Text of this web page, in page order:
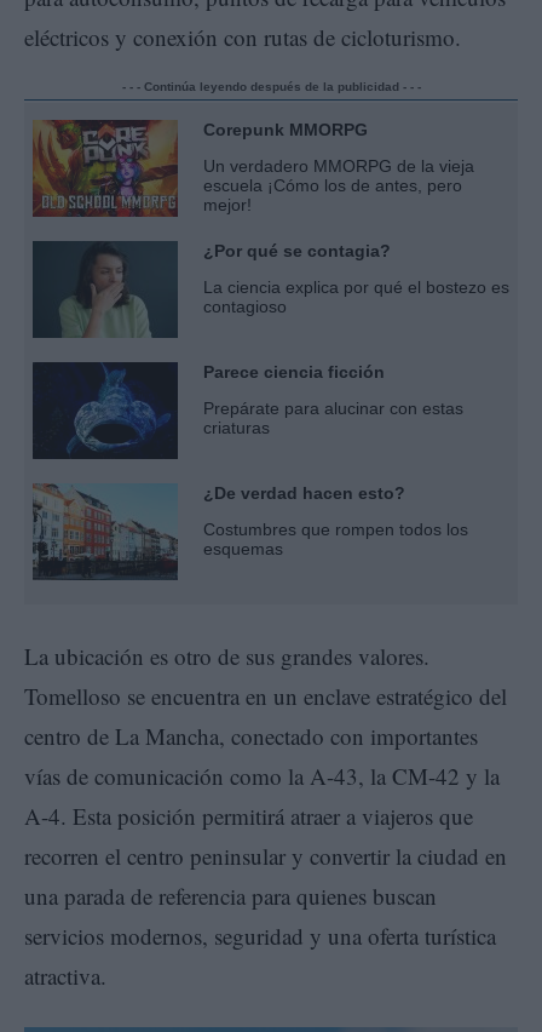
eléctricos y conexión con rutas de cicloturismo.
- - - Continúa leyendo después de la publicidad - - -
Corepunk MMORPG
Un verdadero MMORPG de la vieja
escuela ¡Cómo los de antes, pero
mejor!
¿Por qué se contagia?
La ciencia explica por qué el bostezo es
contagioso
Parece ciencia ficción
Prepárate para alucinar con estas
criaturas
¿De verdad hacen esto?
Costumbres que rompen todos los
esquemas
La ubicación es otro de sus grandes valores.
Tomelloso se encuentra en un enclave estratégico del
centro de La Mancha, conectado con importantes
vías de comunicación como la A-43, la CM-42 y la
A-4. Esta posición permitirá atraer a viajeros que
recorren el centro peninsular y convertir la ciudad en
una parada de referencia para quienes buscan
servicios modernos, seguridad y una oferta turística
atractiva.